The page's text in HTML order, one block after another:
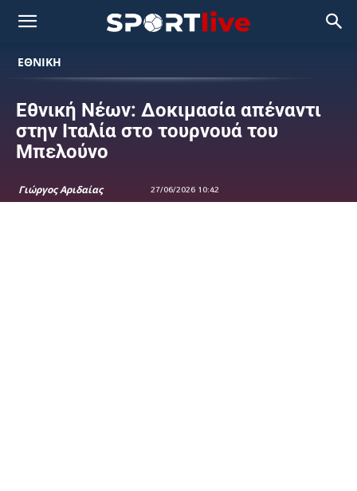
ΕΘΝΙΚΉ
Εθνική Νέων: Δοκιμασία απέναντι
στην Ιταλία στο τουρνουά του
Μπελούνο
Γιώργος Αριδαίας 27/06/2026 10:42